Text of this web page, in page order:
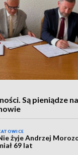
Są pieniądze
żyje Andrzej
69 lat